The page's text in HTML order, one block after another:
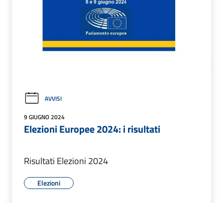
AVVISI
9 GIUGNO 2024
Elezioni Europee 2024: i risultati
Risultati Elezioni 2024
Elezioni